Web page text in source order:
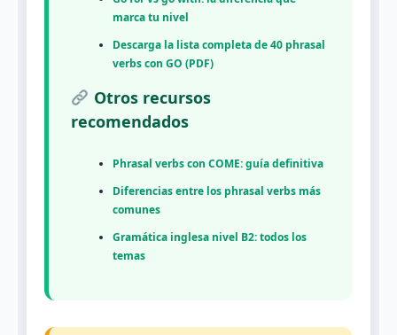
marca tu nivel
Descarga la lista completa de 40 phrasal
verbs con GO (PDF)
Otros recursos
recomendados
Phrasal verbs con COME: guía definitiva
Diferencias entre los phrasal verbs más
comunes
Gramática inglesa nivel B2: todos los
temas